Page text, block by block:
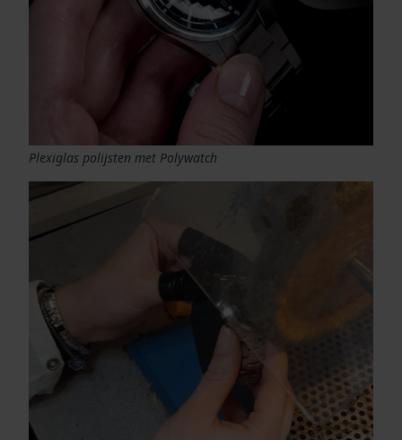
Plexiglas polijsten met Polywatch